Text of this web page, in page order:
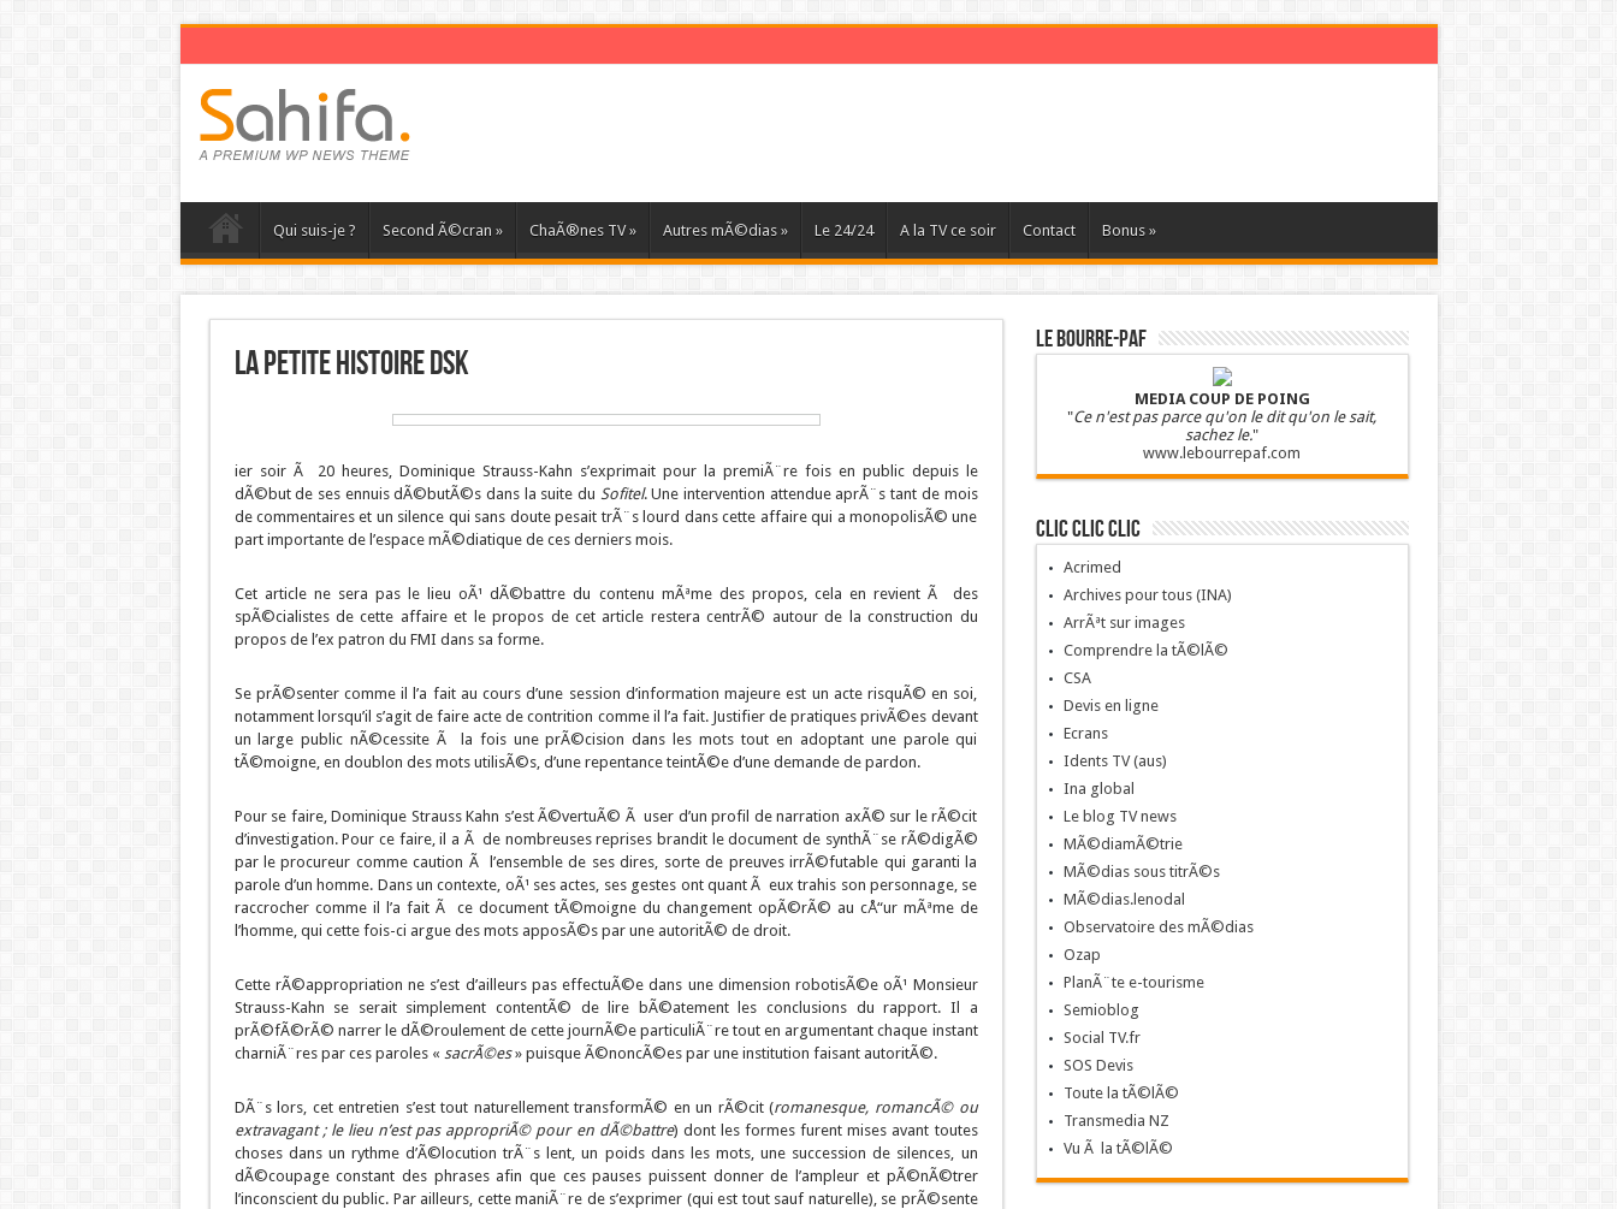
Qui suis-je ? Second Ã©cran » ChaÃ®nes TV » Autres mÃ©dias » Le 24/24 A la TV ce soir Contact Bonus »
La petite histoire DSK
ier soir Ã 20 heures, Dominique Strauss-Kahn s’exprimait pour la premiÃ¨re fois en public depuis le
dÃ©but de ses ennuis dÃ©butÃ©s dans la suite du Sofitel. Une intervention attendue aprÃ¨s tant de mois
de commentaires et un silence qui sans doute pesait trÃ¨s lourd dans cette affaire qui a monopolisÃ© une
part importante de l’espace mÃ©diatique de ces derniers mois.
Cet article ne sera pas le lieu oÃ¹ dÃ©battre du contenu mÃªme des propos, cela en revient Ã des
spÃ©cialistes de cette affaire et le propos de cet article restera centrÃ© autour de la construction du
propos de l’ex patron du FMI dans sa forme.
Se prÃ©senter comme il l’a fait au cours d’une session d’information majeure est un acte risquÃ© en soi,
notamment lorsqu’il s’agit de faire acte de contrition comme il l’a fait. Justifier de pratiques privÃ©es devant
un large public nÃ©cessite Ã la fois une prÃ©cision dans les mots tout en adoptant une parole qui
tÃ©moigne, en doublon des mots utilisÃ©s, d’une repentance teintÃ©e d’une demande de pardon.
Pour se faire, Dominique Strauss Kahn s’est Ã©vertuÃ© Ã user d’un profil de narration axÃ© sur le rÃ©cit
d’investigation. Pour ce faire, il a Ã de nombreuses reprises brandit le document de synthÃ¨se rÃ©digÃ©
par le procureur comme caution Ã l’ensemble de ses dires, sorte de preuves irrÃ©futable qui garanti la
parole d’un homme. Dans un contexte, oÃ¹ ses actes, ses gestes ont quant Ã eux trahis son personnage, se
raccrocher comme il l’a fait Ã ce document tÃ©moigne du changement opÃ©rÃ© au cÅ“ur mÃªme de
l’homme, qui cette fois-ci argue des mots apposÃ©s par une autoritÃ© de droit.
Cette rÃ©appropriation ne s’est d’ailleurs pas effectuÃ©e dans une dimension robotisÃ©e oÃ¹ Monsieur
Strauss-Kahn se serait simplement contentÃ© de lire bÃ©atement les conclusions du rapport. Il a
prÃ©fÃ©rÃ© narrer le dÃ©roulement de cette journÃ©e particuliÃ¨re tout en argumentant chaque instant
charniÃ¨res par ces paroles « sacrÃ©es» puisque Ã©noncÃ©es par une institution faisant autoritÃ©.
DÃ¨s lors, cet entretien s’est tout naturellement transformÃ© en un rÃ©cit (romanesque, romancÃ© ou
extravagant ; le lieu n’est pas appropriÃ© pour en dÃ©battre) dont les formes furent mises avant toutes
choses dans un rythme d’Ã©locution trÃ¨s lent, un poids dans les mots, une succession de silences, un
dÃ©coupage constant des phrases afin que ces pauses puissent donner de l’ampleur et pÃ©nÃ©trer
l’inconscient du public. Par ailleurs, cette maniÃ¨re de s’exprimer (qui est tout sauf naturelle), se prÃ©sente
LE BOURRE-PAF
MEDIA COUP DE POING
"Ce n'est pas parce qu'on le dit qu'on le sait,
sachez le."
www.lebourrepaf.com
Clic clic clic
Acrimed
Archives pour tous (INA)
ArrÃªt sur images
Comprendre la tÃ©lÃ©
CSA
Devis en ligne
Ecrans
Idents TV (aus)
Ina global
Le blog TV news
MÃ©diamÃ©trie
MÃ©dias sous titrÃ©s
MÃ©dias.lenodal
Observatoire des mÃ©dias
Ozap
PlanÃ¨te e-tourisme
Semioblog
Social TV.fr
SOS Devis
Toute la tÃ©lÃ©
Transmedia NZ
Vu Ã la tÃ©lÃ©